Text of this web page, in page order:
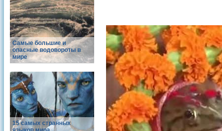
Самые большие и
опасные водовороты в
мире
15 самых странных